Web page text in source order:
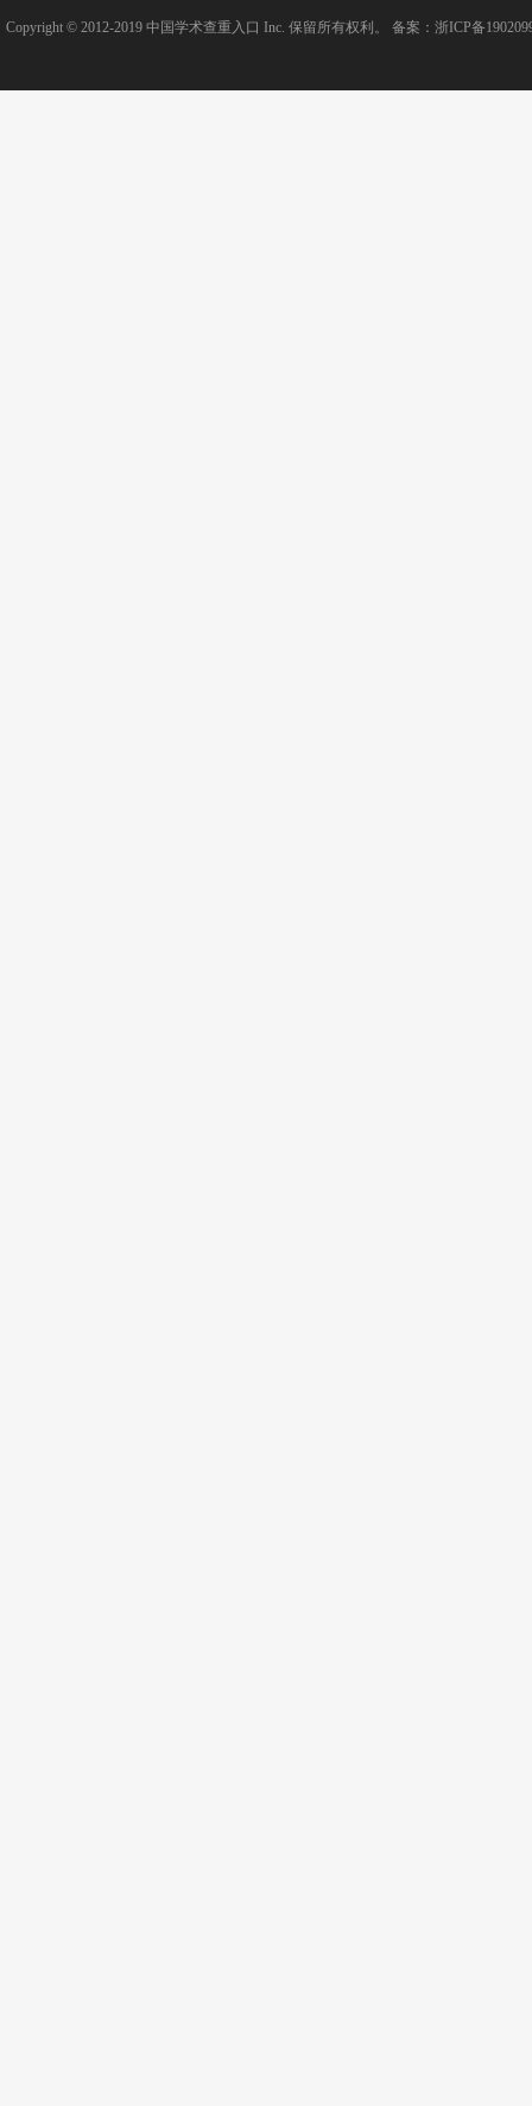
Copyright © 2012-2019 中国学术查重入口 Inc. 保留所有权利。 备案： 浙ICP备